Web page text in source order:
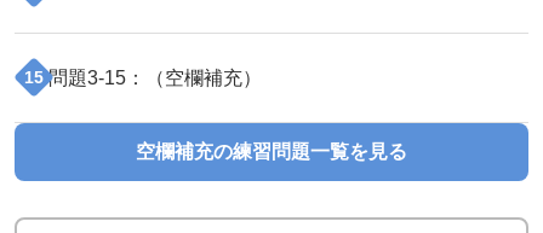
15 問題3-15 ：（空欄補充）
空欄補充の練習問題一覧を見る